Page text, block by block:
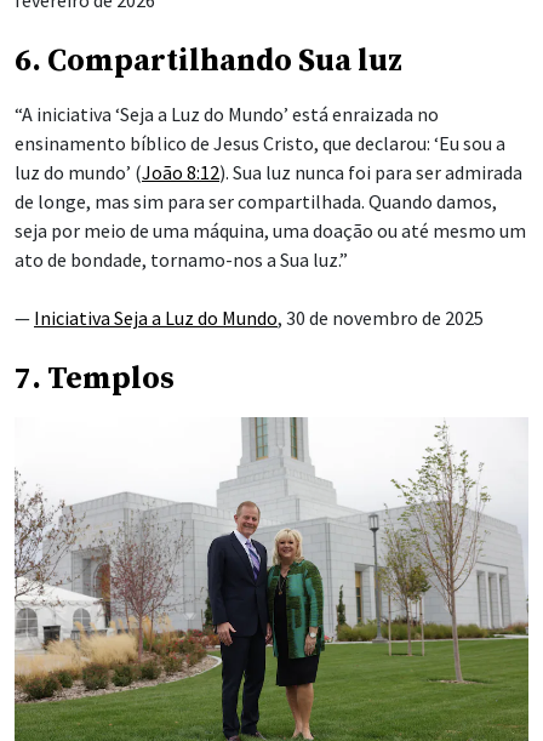
6. Compartilhando Sua luz
“A iniciativa ‘Seja a Luz do Mundo’ está enraizada no
ensinamento bíblico de Jesus Cristo, que declarou: ‘Eu sou a
luz do mundo’ (João 8:12). Sua luz nunca foi para ser admirada
de longe, mas sim para ser compartilhada. Quando damos,
seja por meio de uma máquina, uma doação ou até mesmo um
ato de bondade, tornamo-nos a Sua luz.”
— Iniciativa Seja a Luz do Mundo, 30 de novembro de 2025
7. Templos